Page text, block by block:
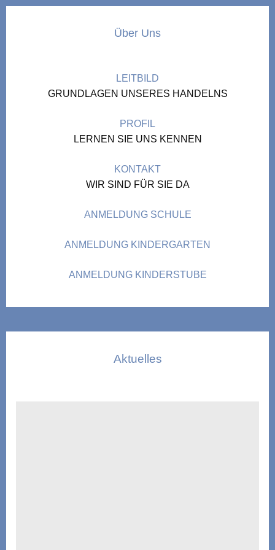
Über Uns
LEITBILD
GRUNDLAGEN UNSERES HANDELNS
PROFIL
LERNEN SIE UNS KENNEN
KONTAKT
WIR SIND FÜR SIE DA
ANMELDUNG SCHULE
ANMELDUNG KINDERGARTEN
ANMELDUNG KINDERSTUBE
Aktuelles